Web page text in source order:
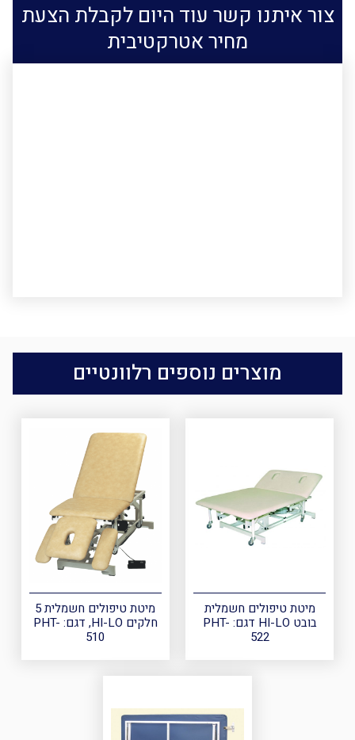
צור איתנו קשר עוד היום לקבלת הצעת
מחיר אטרקטיבית
מוצרים נוספים רלוונטיים
מיטת טיפולים חשמלית
בובט HI-LO דגם: PHT-
522
מיטת טיפולים חשמלית 5
חלקים HI-LO, דגם: PHT-
510